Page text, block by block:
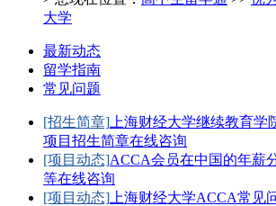
大学
最新动态
留学指南
常见问题
[招生简章] 上海财经大学继续教育学
项目招生简章在线咨询
[项目动态]ACCA会员在中国的年薪
等在线咨询
[项目动态] 上海财经大学ACCA常见